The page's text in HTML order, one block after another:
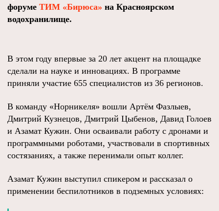
форуме ТИМ «Бирюса» на Красноярском
водохранилище.
В этом году впервые за 20 лет акцент на площадке
сделали на науке и инновациях. В программе
приняли участие 655 специалистов из 36 регионов.
В команду «Норникеля» вошли Артём Фазлыев,
Дмитрий Кузнецов, Дмитрий Цыбенов, Давид Голоев
и Азамат Кужин. Они осваивали работу с дронами и
программными роботами, участвовали в спортивных
состязаниях, а также перенимали опыт коллег.
Азамат Кужин выступил спикером и рассказал о
применении беспилотников в подземных условиях: